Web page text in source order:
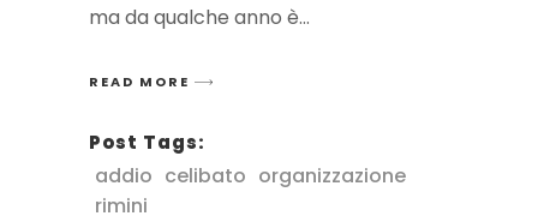
ma da qualche anno è
READ MORE
Post Tags:
addio celibato organizzazione
rimini